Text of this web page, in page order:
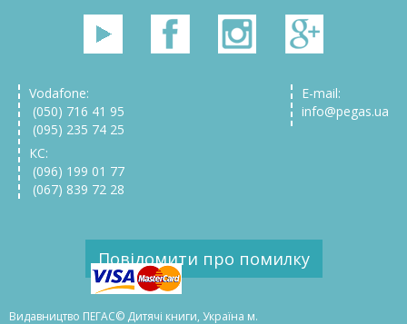
Vodafone:
(050) 716 41 95
(095) 235 74 25
КС:
(096) 199 01 77
(067) 839 72 28
E-mail:
info@pegas.ua
Повідомити про помилку
Видавництво ПЕГАС© Дитячі книги, Україна м.